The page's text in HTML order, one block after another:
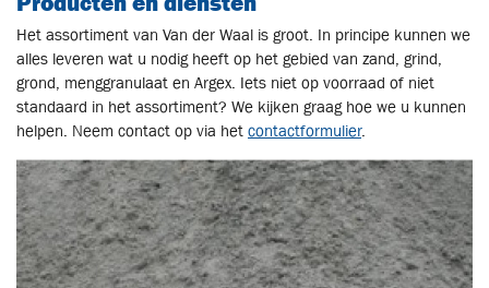
Het assortiment van Van der Waal is groot. In principe kunnen we
alles leveren wat u nodig heeft op het gebied van zand, grind,
grond, menggranulaat en Argex. Iets niet op voorraad of niet
standaard in het assortiment? We kijken graag hoe we u kunnen
helpen. Neem contact op via het contactformulier.